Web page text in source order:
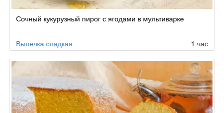
Сочный кукурузный пирог с ягодами в мультиварке
Выпечка сладкая 1 час